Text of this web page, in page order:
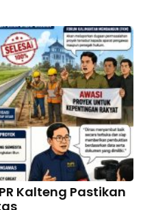
Kalteng Pastikan